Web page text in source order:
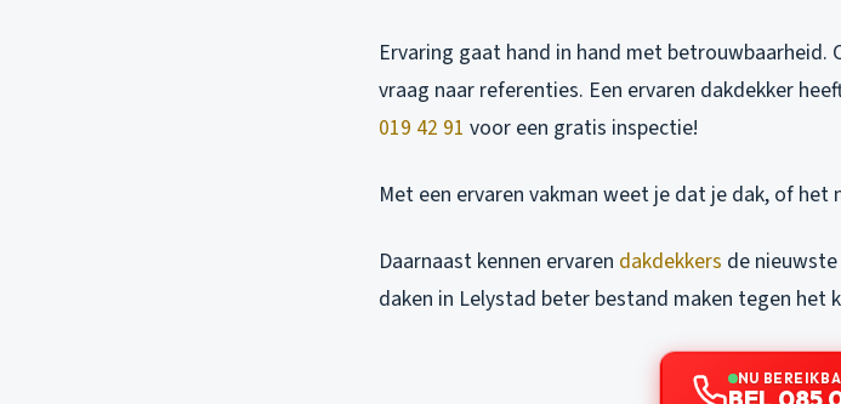
Ervaring gaat hand in hand met betrouwbaarheid.
vraag naar referenties. Een ervaren dakdekker
019 42 91 voor een gratis inspectie!
Met een ervaren vakman weet je dat je dak, of
Daarnaast kennen ervaren dakdekkers de
daken in Lelystad beter bestand maken tegen het
NU